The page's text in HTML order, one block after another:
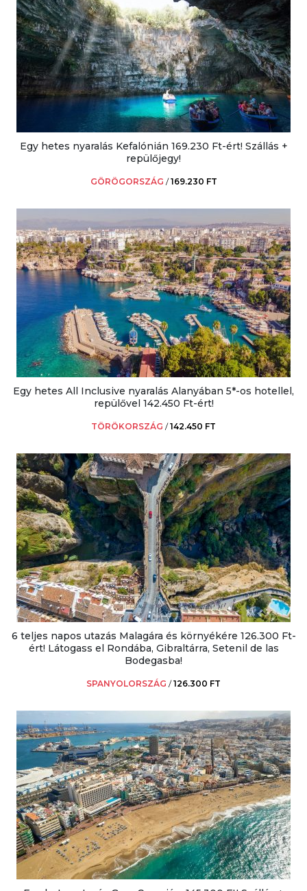
Egy hetes nyaralás Kefalónián 169.230 Ft-ért! Szállás +
repülőjegy!
GÖRÖGORSZÁG /169.230 FT
Egy hetes All Inclusive nyaralás Alanyában 5*-os hotellel,
repülővel 142.450 Ft-ért!
TÖRÖKORSZÁG /142.450 FT
6 teljes napos utazás Malagára és környékére 126.300 Ft-
ért! Látogass el Rondába, Gibraltárra, Setenil de las
Bodegasba!
SPANYOLORSZÁG /126.300 FT